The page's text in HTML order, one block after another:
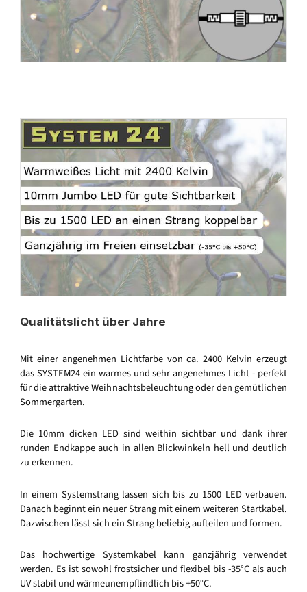
Qualitätslicht über Jahre
Mit einer angenehmen Lichtfarbe von ca. 2400 Kelvin erzeugt
das SYSTEM24 ein warmes und sehr angenehmes Licht - perfekt
für die attraktive Weihnachtsbeleuchtung oder den gemütlichen
Sommergarten.
Die 10mm dicken LED sind weithin sichtbar und dank ihrer
runden Endkappe auch in allen Blickwinkeln hell und deutlich
zu erkennen.
In einem Systemstrang lassen sich bis zu 1500 LED verbauen.
Danach beginnt ein neuer Strang mit einem weiteren Startkabel.
Dazwischen lässt sich ein Strang beliebig aufteilen und formen.
Das hochwertige Systemkabel kann ganzjährig verwendet
werden. Es ist sowohl frostsicher und flexibel bis -35°C als auch
UV stabil und wärmeunempflindlich bis +50°C.